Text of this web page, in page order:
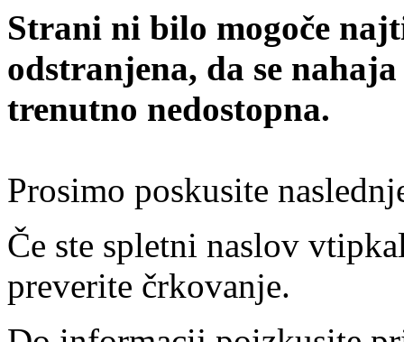
Strani ni bilo mogoče
odstranjena, da se
trenutno nedostopna.
Prosimo poskusite
Če ste spletni naslov
preverite črkovanje.